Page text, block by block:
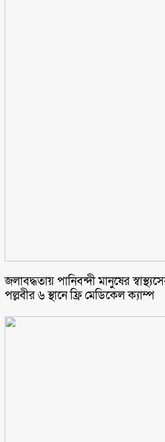
জলাবদ্ধতায় পানিবন্দী মানুষের
পল্লবীর ৬ স্থানে ফ্রি মেডিকেল ক্যাম্প